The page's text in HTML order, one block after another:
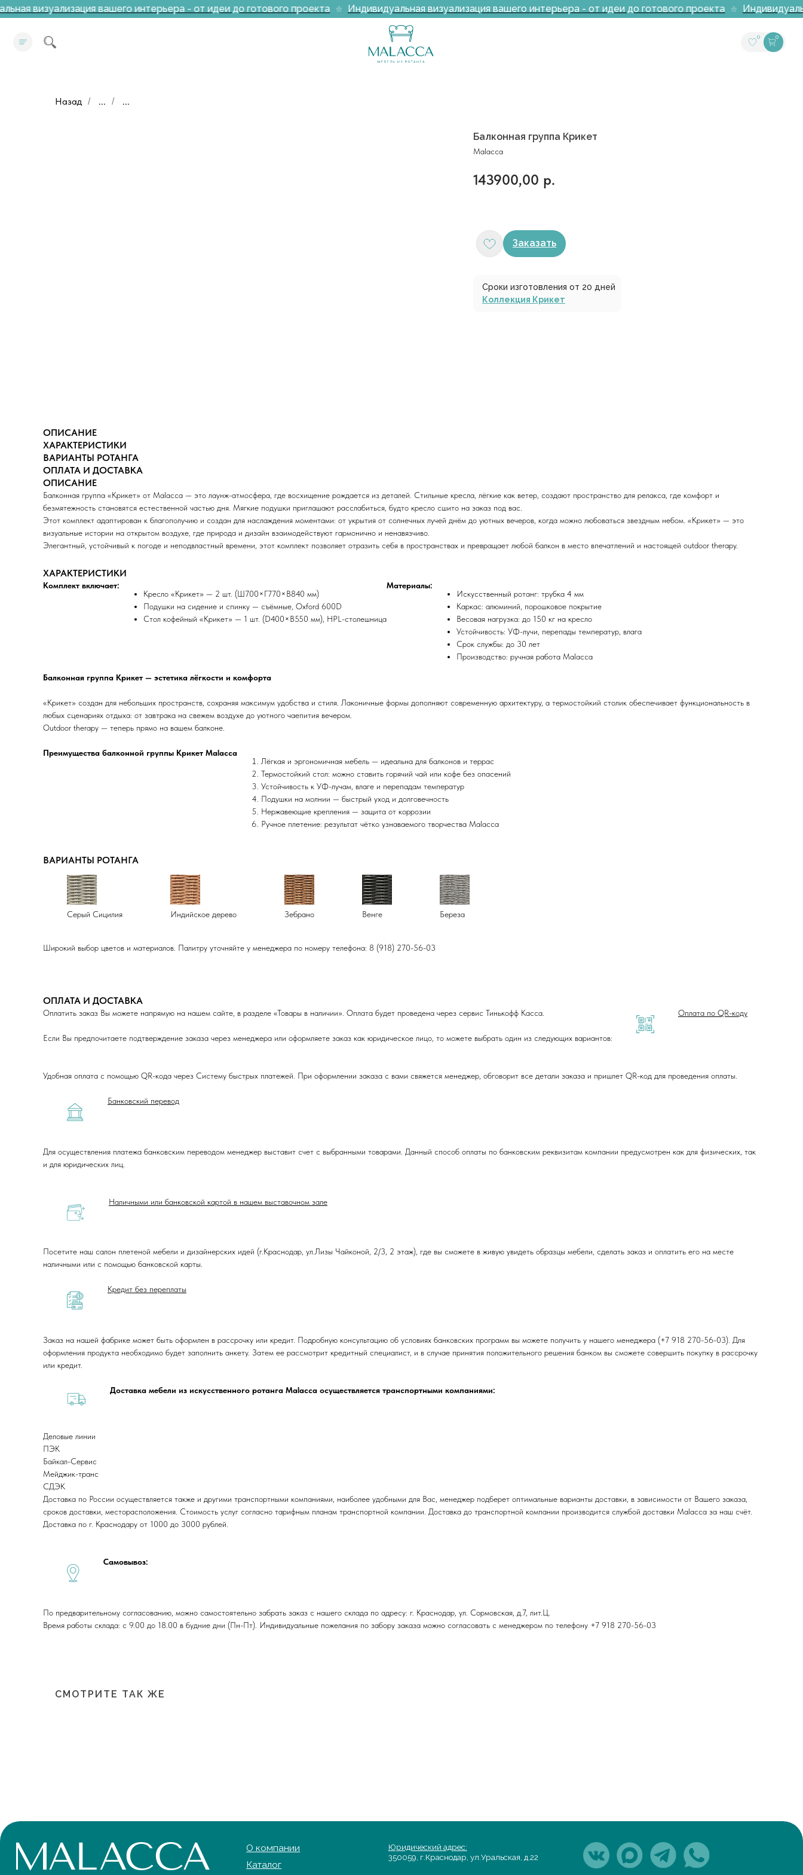
визуализация вашего интерьера - от идеи до готового проекта Индивидуальная визуализация вашего интерьера - от идеи до готового проекта
Назад / ... / ...
Балконная группа Крикет
Malacca
143900,00 р.
Заказать
Сроки изготовления от 20 дней
Коллекция Крикет
ОПИСАНИЕ
ХАРАКТЕРИСТИКИ
ВАРИАНТЫ РОТАНГА
ОПЛАТА И ДОСТАВКА
ОПИСАНИЕ
Балконная группа «Крикет» от Malacca — это лаунж-атмосфера, где восхищение рождается из деталей. Стильные кресла, лёгкие как ветер, создают пространство для релакса, где комфорт и
безмятежность становятся естественной частью дня. Мягкие подушки приглашают расслабиться, будто кресло сшито на заказ под вас.
Этот комплект адаптирован к благополучию и создан для наслаждения моментами: от укрытия от солнечных лучей днём до уютных вечеров, когда можно любоваться звездным небом. «Крикет» — это
визуальные истории на открытом воздухе, где природа и дизайн взаимодействуют гармонично и ненавязчиво.
Элегантный, устойчивый к погоде и неподвластный времени, этот комплект позволяет отразить себя в пространствах и превращает любой балкон в место впечатлений и настоящей outdoor therapy.
ХАРАКТЕРИСТИКИ
Комплект включает:
Кресло «Крикет» — 2 шт. (Ш700×Г770×В840 мм)
Подушки на сидение и спинку — съёмные, Oxford 600D
Стол кофейный «Крикет» — 1 шт. (D400×В550 мм), HPL-столешница
Материалы:
Искусственный ротанг: трубка 4 мм
Каркас: алюминий, порошковое покрытие
Весовая нагрузка: до 150 кг на кресло
Устойчивость: УФ-лучи, перепады температур, влага
Срок службы: до 30 лет
Производство: ручная работа Malacca
Балконная группа Крикет — эстетика лёгкости и комфорта
«Крикет» создан для небольших пространств, сохраняя максимум удобства и стиля. Лаконичные формы дополняют современную архитектуру, а термостойкий столик обеспечивает функциональность в
любых сценариях отдыха: от завтрака на свежем воздухе до уютного чаепития вечером.
Outdoor therapy — теперь прямо на вашем балконе.
Преимущества балконной группы Крикет Malacca
Лёгкая и эргономичная мебель — идеальна для балконов и террас
Термостойкий стол: можно ставить горячий чай или кофе без опасений
Устойчивость к УФ-лучам, влаге и перепадам температур
Подушки на молнии — быстрый уход и долговечность
Нержавеющие крепления — защита от коррозии
Ручное плетение: результат чётко узнаваемого творчества Malacca
ВАРИАНТЫ РОТАНГА
Серый Сицилия Индийское дерево Зебрано Венге Береза
Широкий выбор цветов и материалов. Палитру уточняйте у менеджера по номеру телефона: 8 (918) 270-56-03
ОПЛАТА И ДОСТАВКА
Оплатить заказ Вы можете напрямую на нашем сайте, в разделе «Товары в наличии». Оплата будет проведена через сервис Тинькофф Касса.
Если Вы предпочитаете подтверждение заказа через менеджера или оформляете заказ как юридическое лицо, то можете выбрать один из следующих вариантов:
Оплата по QR-коду
Удобная оплата с помощью QR-кода через Систему быстрых платежей. При оформлении заказа с вами свяжется менеджер, обговорит все детали заказа и пришлет QR-код для проведения оплаты.
Банковский перевод
Для осуществления платежа банковским переводом менеджер выставит счет с выбранными товарами. Данный способ оплаты по банковским реквизитам компании предусмотрен как для физических, так
и для юридических лиц.
Наличными или банковской картой в нашем выставочном зале
Посетите наш салон плетеной мебели и дизайнерских идей (г.Краснодар, ул.Лизы Чайконой, 2/3, 2 этаж), где вы сможете в живую увидеть образцы мебели, сделать заказ и оплатить его на месте
наличными или с помощью банковской карты.
Кредит без переплаты
Заказ на нашей фабрике может быть оформлен в рассрочку или кредит. Подробную консультацию об условиях банковских программ вы можете получить у нашего менеджера (+7 918 270-56-03). Для
оформления продукта необходимо будет заполнить анкету. Затем ее рассмотрит кредитный специалист, и в случае принятия положительного решения банком вы сможете совершить покупку в рассрочку
или кредит.
Доставка мебели из искусственного ротанга Malacca осуществляется транспортными компаниями:
Деловые линии
ПЭК
Байкал-Сервис
Мейджик-транс
СДЭК
Доставка по России осуществляется также и другими транспортными компаниями, наиболее удобными для Вас, менеджер подберет оптимальные варианты доставки, в зависимости от Вашего заказа,
сроков доставки, месторасположения. Стоимость услуг согласно тарифным планам транспортной компании. Доставка до транспортной компании производится службой доставки Malacca за наш счёт.
Доставка по г. Краснодару от 1000 до 3000 рублей.
Самовывоз:
По предварительному согласованию, можно самостоятельно забрать заказ с нашего склада по адресу: г. Краснодар, ул. Сормовская, д.7, лит.Ц.
Время работы склада: с 9.00 до 18.00 в будние дни (Пн-Пт). Индивидуальные пожелания по забору заказа можно согласовать с менеджером по телефону +7 918 270-56-03
СМОТРИТЕ ТАК ЖЕ